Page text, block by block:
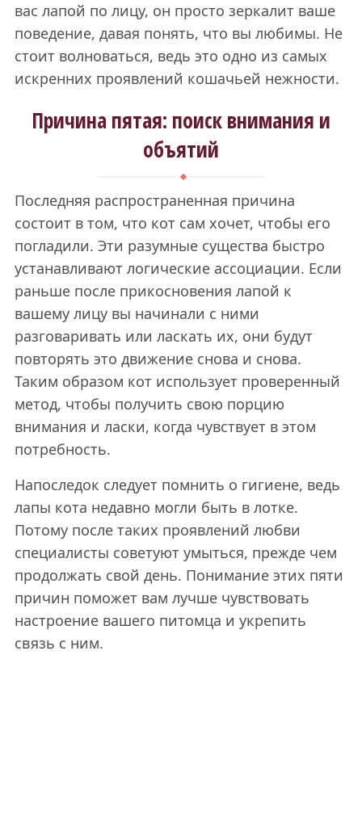
вас лапой по лицу, он просто зеркалит ваше
поведение, давая понять, что вы любимы. Не
стоит волноваться, ведь это одно из самых
искренних проявлений кошачьей нежности.
Причина пятая: поиск внимания и
объятий
Последняя распространенная причина
состоит в том, что кот сам хочет, чтобы его
погладили. Эти разумные существа быстро
устанавливают логические ассоциации. Если
раньше после прикосновения лапой к
вашему лицу вы начинали с ними
разговаривать или ласкать их, они будут
повторять это движение снова и снова.
Таким образом кот использует проверенный
метод, чтобы получить свою порцию
внимания и ласки, когда чувствует в этом
потребность.
Напоследок следует помнить о гигиене, ведь
лапы кота недавно могли быть в лотке.
Потому после таких проявлений любви
специалисты советуют умыться, прежде чем
продолжать свой день. Понимание этих пяти
причин поможет вам лучше чувствовать
настроение вашего питомца и укрепить
связь с ним.